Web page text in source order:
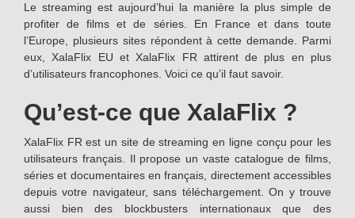
Le streaming est aujourd’hui la manière la plus simple de
profiter de films et de séries. En France et dans toute
l’Europe, plusieurs sites répondent à cette demande. Parmi
eux, XalaFlix EU et XalaFlix FR attirent de plus en plus
d’utilisateurs francophones. Voici ce qu’il faut savoir.
Qu’est-ce que XalaFlix ?
XalaFlix FR est un site de streaming en ligne conçu pour les
utilisateurs français. Il propose un vaste catalogue de films,
séries et documentaires en français, directement accessibles
depuis votre navigateur, sans téléchargement. On y trouve
aussi bien des blockbusters internationaux que des